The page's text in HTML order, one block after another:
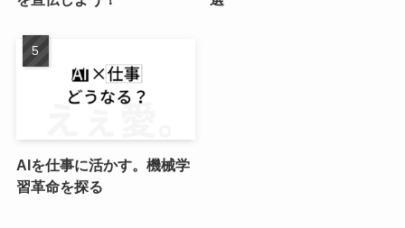
AIを仕事に活かす。機械学
習革命を探る